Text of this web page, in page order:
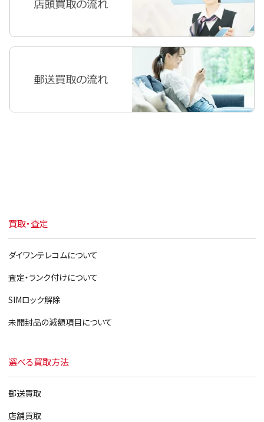
iPad Pro 12.9 第2世代
iPad Pro 12.9
iPad 第6世代 2018
iPad 第5世代 2017
iPad 第4世代
iPad 第3世代
iPad2
買取・査定
ダイワンテレコムについて
査定・ランク付けについて
SIMロック解除
未開封品の減額項目について
選べる買取方法
郵送買取
店舗買取